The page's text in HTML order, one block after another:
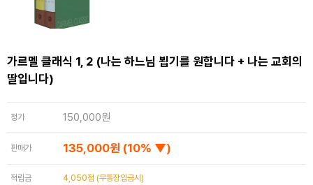
가르멜 클래식 1, 2 (나는 하느님 뵙기를 원합니다 + 나는 교회의
딸입니다)
정가 150,000원
판매가 135,000원 (10% ▼)
적립금 4,050점 (무통장입금시)